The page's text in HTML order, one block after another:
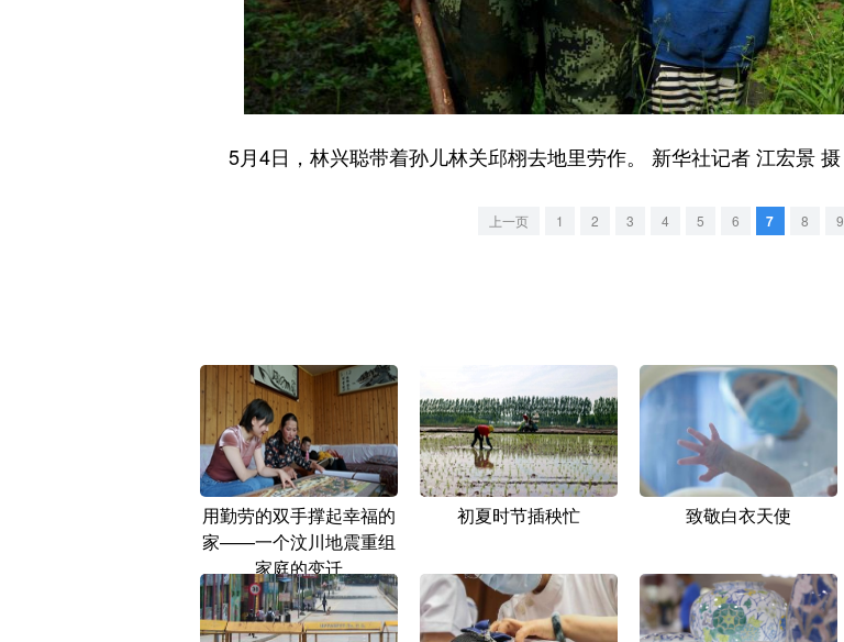
5月4日，林兴聪带着孙儿林关邱栩去地里劳作。 新华社记者 江宏景 摄
上一页 1 2 3 4 5 6 7 8 9
用勤劳的双手撑起幸福的
家——一个汶川地震重组
家庭的变迁
初夏时节插秧忙 致敬白衣天使